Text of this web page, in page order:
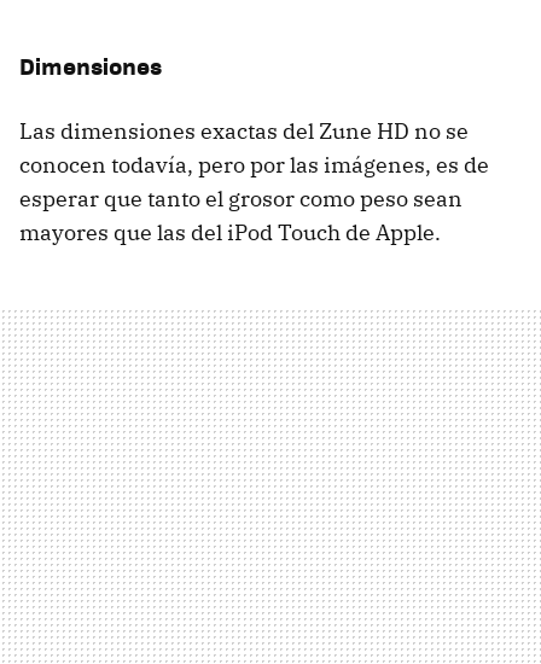
Dimensiones
Las dimensiones exactas del Zune HD no se
conocen todavía, pero por las imágenes, es de
esperar que tanto el grosor como peso sean
mayores que las del iPod Touch de Apple.